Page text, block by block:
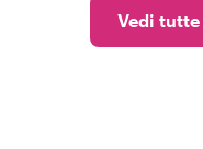
Vedi tutte